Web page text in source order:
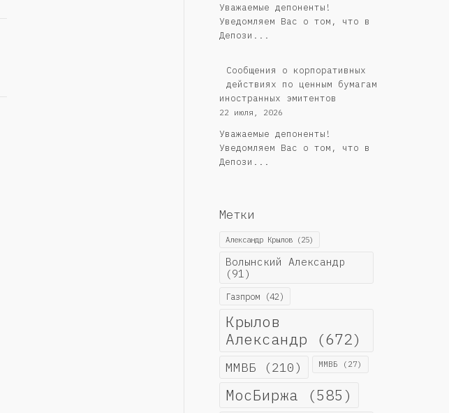
Уважаемые депоненты!
Уведомляем Вас о том, что в
Депози...
Сообщения о корпоративных
действиях по ценным бумагам
иностранных эмитентов
22 июля, 2026
Уважаемые депоненты!
Уведомляем Вас о том, что в
Депози...
Метки
Александр Крылов(25)
Волынский Александр
(91)
Газпром(42)
Крылов
Александр (672)
ММВБ (210) ММВБ (27)
МосБиржа (585)